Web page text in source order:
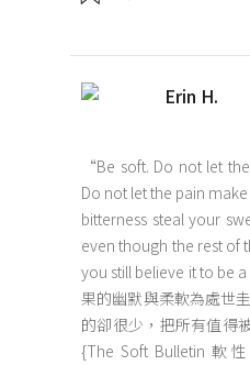
Erin H.
“Be soft. Do not let
Do not let the pain
bitterness steal your
even though the rest of
you still believe it to be
果的幽默與柔軟為處世
的卻很少，把所有值得
{The Soft Bulletin 軟